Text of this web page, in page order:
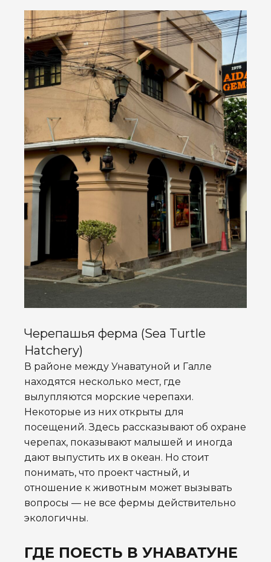
Черепашья ферма (Sea Turtle
Hatchery)
В районе между Унаватуной и Галле
находятся несколько мест, где
вылупляются морские черепахи.
Некоторые из них открыты для
посещений. Здесь рассказывают об охране
черепах, показывают малышей и иногда
дают выпустить их в океан. Но стоит
понимать, что проект частный, и
отношение к животным может вызывать
вопросы — не все фермы действительно
экологичны.
ГДЕ ПОЕСТЬ В УНАВАТУНЕ